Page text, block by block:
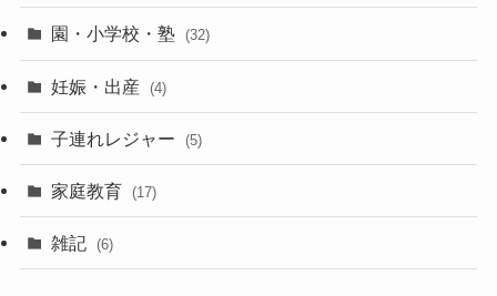
園・小学校・塾 (32)
妊娠・出産 (4)
子連れレジャー (5)
家庭教育 (17)
雑記 (6)